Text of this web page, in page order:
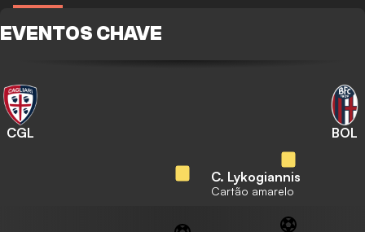
EVENTOS CHAVE
CGL BOL
C. Lykogiannis
Cartão amarelo